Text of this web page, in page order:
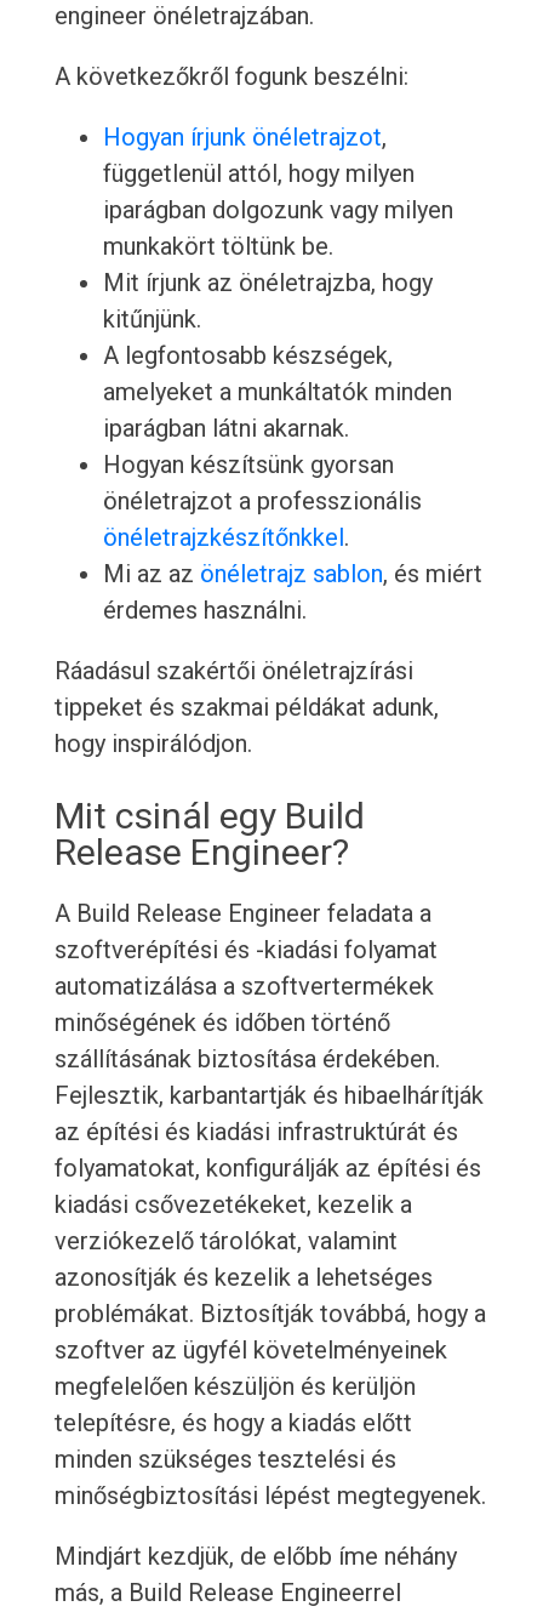
engineer önéletrajzában.
A következőkről fogunk beszélni:
Hogyan írjunk önéletrajzot,
függetlenül attól, hogy milyen
iparágban dolgozunk vagy milyen
munkakört töltünk be.
Mit írjunk az önéletrajzba, hogy
kitűnjünk.
A legfontosabb készségek,
amelyeket a munkáltatók minden
iparágban látni akarnak.
Hogyan készítsünk gyorsan
önéletrajzot a professzionális
önéletrajzkészítőnkkel.
Mi az az önéletrajz sablon, és miért
érdemes használni.
Ráadásul szakértői önéletrajzírási
tippeket és szakmai példákat adunk,
hogy inspirálódjon.
Mit csinál egy Build
Release Engineer?
A Build Release Engineer feladata a
szoftverépítési és -kiadási folyamat
automatizálása a szoftvertermékek
minőségének és időben történő
szállításának biztosítása érdekében.
Fejlesztik, karbantartják és hibaelhárítják
az építési és kiadási infrastruktúrát és
folyamatokat, konfigurálják az építési és
kiadási csővezetékeket, kezelik a
verziókezelő tárolókat, valamint
azonosítják és kezelik a lehetséges
problémákat. Biztosítják továbbá, hogy a
szoftver az ügyfél követelményeinek
megfelelően készüljön és kerüljön
telepítésre, és hogy a kiadás előtt
minden szükséges tesztelési és
minőségbiztosítási lépést megtegyenek.
Mindjárt kezdjük, de előbb íme néhány
más, a Build Release Engineerrel